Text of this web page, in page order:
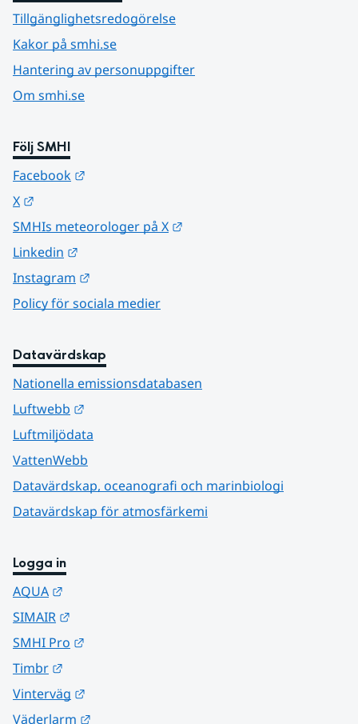
Tillgänglighetsredogörelse
Kakor på smhi.se
Hantering av personuppgifter
Om smhi.se
Följ SMHI
Facebook
X
SMHIs meteorologer på X
Linkedin
Instagram
Policy för sociala medier
Datavärdskap
Nationella emissionsdatabasen
Luftwebb
Luftmiljödata
VattenWebb
Datavärdskap, oceanografi och marinbiologi
Datavärdskap för atmosfärkemi
Logga in
AQUA
SIMAIR
SMHI Pro
Timbr
Vinterväg
Väderlarm